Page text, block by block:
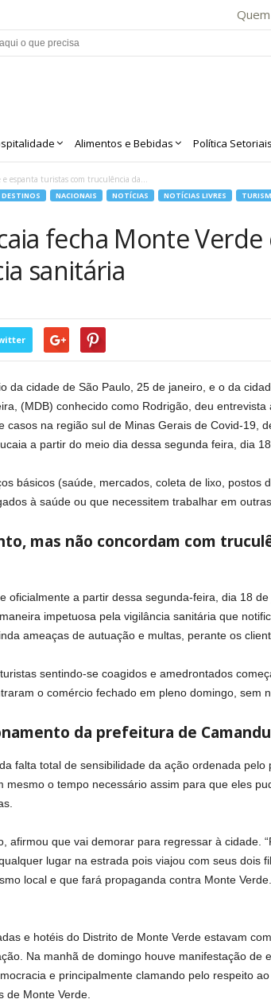
Alimentos e Bebidas Política Setoriais
espanta turistas com truculência da...
DESTINOS NACIONAIS NOTÍCIAS NOTÍCIAS LIVRES
fecha Monte
sanitária
da cidade de São Paulo, 25 de janeiro, e o da
(MDB) conhecido como Rodrigão, deu
casos na região sul de Minas Gerais de Covid-19,
a partir do meio dia dessa segunda feira, dia
básicos (saúde, mercados, coleta de lixo, postos
à saúde ou que necessitem trabalhar em
mas não concordam com
oficialmente a partir dessa segunda-feira, dia 18
impetuosa pela vigilância sanitária que
ameaças de autuação e multas, perante os
sentindo-se coagidos e amedrontados
o comércio fechado em pleno domingo, sem
da prefeitura de
falta total de sensibilidade da ação ordenada
o tempo necessário assim para que eles
afirmou que vai demorar para regressar à cidade.
lugar na estrada pois viajou com seus dois
local e que fará propaganda contra Monte
e hotéis do Distrito de Monte Verde estavam
Na manhã de domingo houve manifestação de
e principalmente clamando pelo respeito
de Monte Verde.